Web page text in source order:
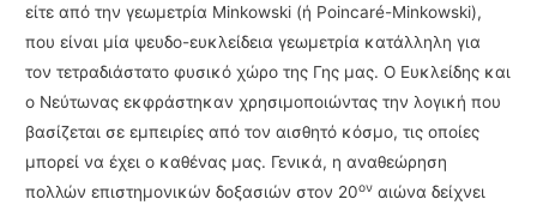
είτε από την γεωμετρία Minkowski (ή Poincaré-Minkowski),
που είναι μία ψευδο-ευκλείδεια γεωμετρία κατάλληλη για
τον τετραδιάστατο φυσικό χώρο της Γης μας. Ο Ευκλείδης και
ο Νεύτωνας εκφράστηκαν χρησιμοποιώντας την λογική που
βασίζεται σε εμπειρίες από τον αισθητό κόσμο, τις οποίες
μπορεί να έχει ο καθένας μας. Γενικά, η αναθεώρηση
πολλών επιστημονικών δοξασιών στον 20ον αιώνα δείχνει